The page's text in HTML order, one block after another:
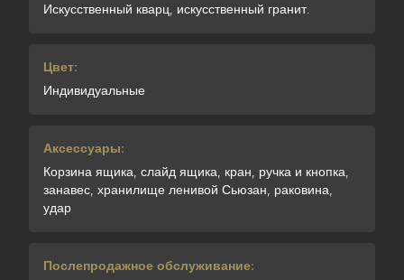
Искусственный кварц, искусственный гранит.
Цвет:
Индивидуальные
Аксессуары:
Корзина ящика, слайд ящика, кран, ручка и кнопка,
занавес, хранилище ленивой Сьюзан, раковина,
удар
Послепродажное обслуживание: